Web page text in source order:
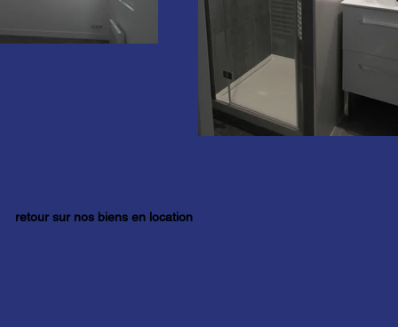
retour sur nos biens en location